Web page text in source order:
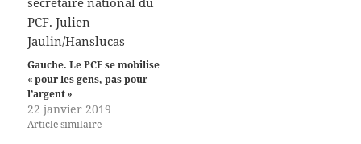
Gauche. Le PCF se mobilise
« pour les gens, pas pour
l’argent »
22 janvier 2019
Article similaire